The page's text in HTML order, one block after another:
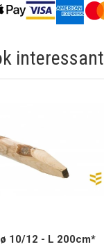
interessant
10/12 - L 200cm*